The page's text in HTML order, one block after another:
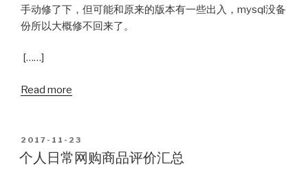
手动修了下，但可能和原来的版本有一些出入，mysql没备
份所以大概修不回来了。
[……]
Read more
POSTED
ON
2017-11-23
个人日常网购商品评价汇总